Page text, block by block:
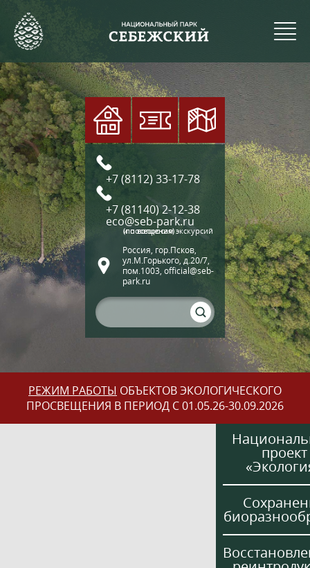
+7 (8112) 33-17-78
+7 (81140) 2-12-38
eco@seb-park.ru
(по вопросам экскурсий и посещения)
Россия, гор.Псков,
ул.М.Горького, д.20/7,
пом.1003, official@seb-
park.ru
РЕЖИМ РАБОТЫ ОБЪЕКТОВ ЭКОЛОГИЧЕСКОГО
ПРОСВЕЩЕНИЯ В ПЕРИОД С 01.05.26-30.09.2026
проект